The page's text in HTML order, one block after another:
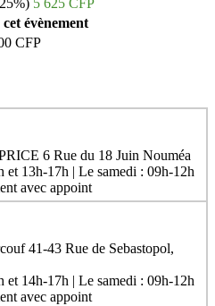
5 625 CFP
évènement
CFP
6 Rue du 18 Juin Nouméa
13h-17h | Le samedi : 09h-12h
avec appoint
41-43 Rue de Sebastopol,
14h-17h | Le samedi : 09h-12h
avec appoint